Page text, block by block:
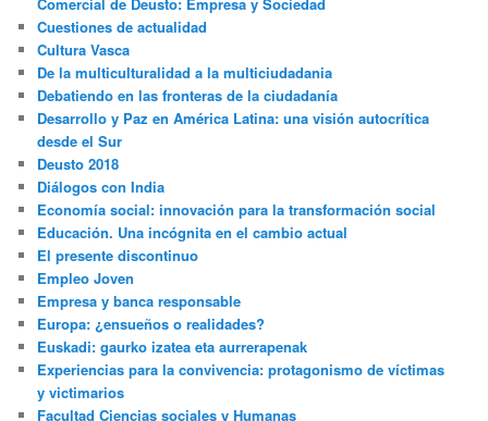
Cuestiones de actualidad
Cultura Vasca
De la multiculturalidad a la multiciudadania
Debatiendo en las fronteras de la ciudadanía
Desarrollo y Paz en América Latina: una visión autocrítica
desde el Sur
Deusto 2018
Diálogos con India
Economía social: innovación para la transformación social
Educación. Una incógnita en el cambio actual
El presente discontinuo
Empleo Joven
Empresa y banca responsable
Europa: ¿ensueños o realidades?
Euskadi: gaurko izatea eta aurrerapenak
Experiencias para la convivencia: protagonismo de víctimas
y victimarios
Facultad Ciencias sociales y Humanas